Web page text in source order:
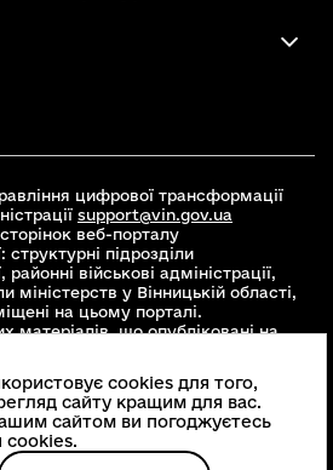
цифрової трансформації
support@vin.gov.ua
веб-порталу
структурні підрозділи
районні військові адміністрації,
міністерств у Вінницькій області,
на цьому порталі.
матеріалів, що опубліковані на
при умові зазначення посилання
на офіційний сайт
www.vin.gov.ua .
за ліцензією Creative
International license, якщо не
cookies для того,
сайту кращим для вас.
сайтом ви погоджуєтесь
cookies.